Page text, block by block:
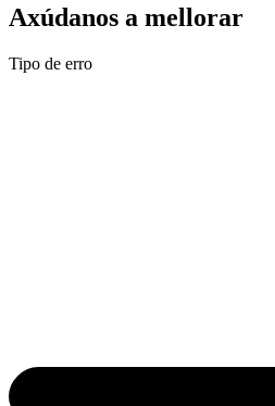
Axúdanos a mellorar
Tipo de erro